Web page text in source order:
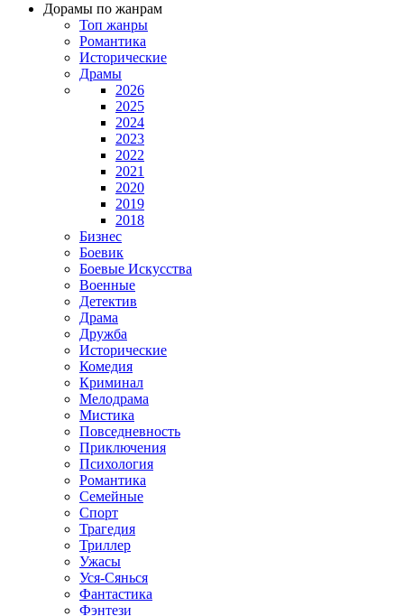
Дорамы по жанрам
Топ жанры
Романтика
Исторические
Драмы
2026
2025
2024
2023
2022
2021
2020
2019
2018
Бизнес
Боевик
Боевые Искусства
Военные
Детектив
Драма
Дружба
Исторические
Комедия
Криминал
Мелодрама
Мистика
Повседневность
Приключения
Психология
Романтика
Семейные
Спорт
Трагедия
Триллер
Ужасы
Уся-Сянься
Фантастика
Фэнтези